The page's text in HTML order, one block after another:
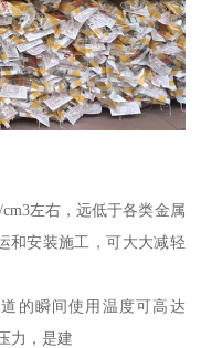
左右，远低于各类金属
和安装施工，可大大减轻
的瞬间使用温度可高达
力，是建